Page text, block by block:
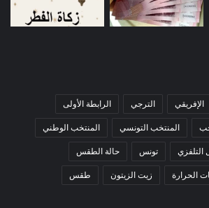
الإفريقي الترجي الرابطة الأولى
المنتخب التونسي المنتخب الوطني
التلفزي تونس حالة الطقس
الحرارة زيت الزيتون طقس